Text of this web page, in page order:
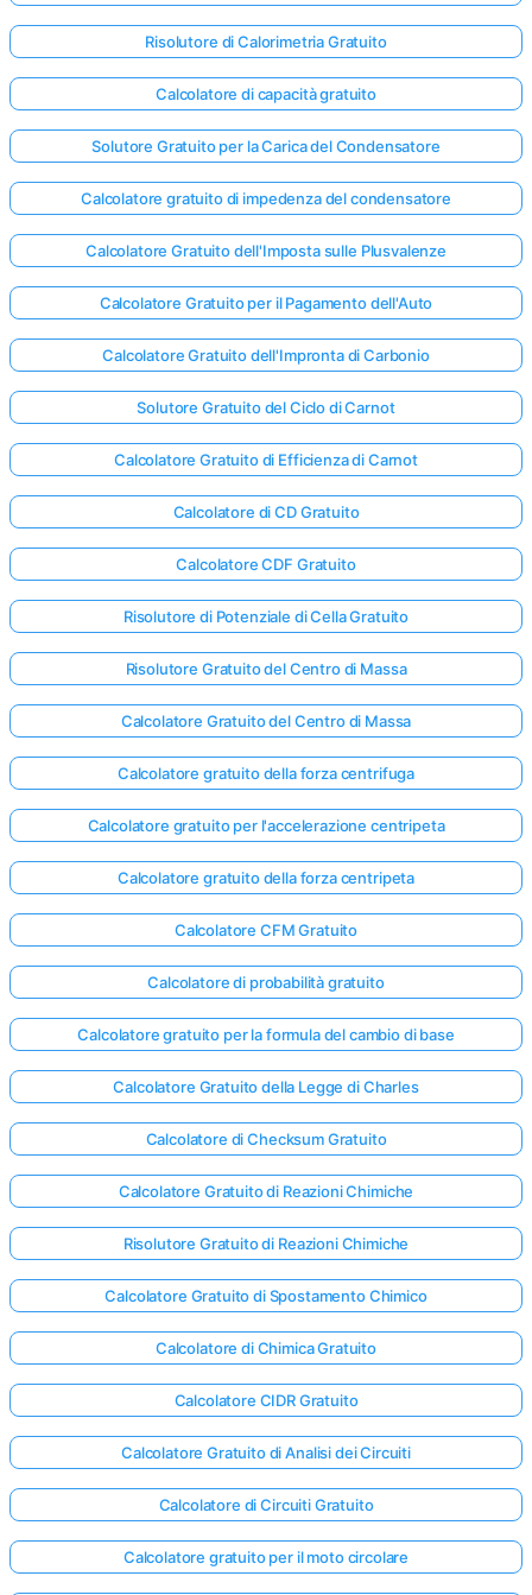
Risolutore di Calorimetria Gratuito
Calcolatore di capacità gratuito
Solutore Gratuito per la Carica del Condensatore
Calcolatore gratuito di impedenza del condensatore
Calcolatore Gratuito dell'Imposta sulle Plusvalenze
Calcolatore Gratuito per il Pagamento dell'Auto
Calcolatore Gratuito dell'Impronta di Carbonio
Solutore Gratuito del Ciclo di Carnot
Calcolatore Gratuito di Efficienza di Carnot
Calcolatore di CD Gratuito
Calcolatore CDF Gratuito
Risolutore di Potenziale di Cella Gratuito
Risolutore Gratuito del Centro di Massa
Calcolatore Gratuito del Centro di Massa
Calcolatore gratuito della forza centrifuga
Calcolatore gratuito per l'accelerazione centripeta
Calcolatore gratuito della forza centripeta
Calcolatore CFM Gratuito
Calcolatore di probabilità gratuito
Calcolatore gratuito per la formula del cambio di base
Calcolatore Gratuito della Legge di Charles
Calcolatore di Checksum Gratuito
Calcolatore Gratuito di Reazioni Chimiche
Risolutore Gratuito di Reazioni Chimiche
Calcolatore Gratuito di Spostamento Chimico
Calcolatore di Chimica Gratuito
Calcolatore CIDR Gratuito
Calcolatore Gratuito di Analisi dei Circuiti
Calcolatore di Circuiti Gratuito
Calcolatore gratuito per il moto circolare